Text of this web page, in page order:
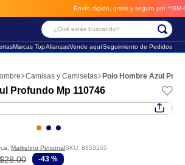
Envío rápido, gratis y seguro por **BM-
¿Qué estás buscando?
Marcas TopAlianzasVende aquíSeguimiento de Pedidos
Camisas y Camisetas Polo Hombre Azul
Profundo Mp 110746
Marketing PersonalSKU: 8353255
28.00 -43 %